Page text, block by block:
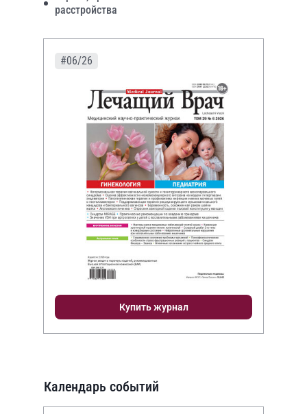
расстройства
#06/26
Купить журнал
Календарь событий